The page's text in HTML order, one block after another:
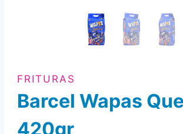
FRITURAS
Barcel Wapas
420gr